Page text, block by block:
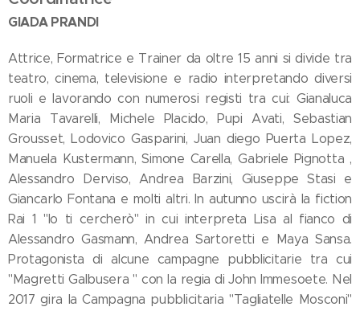
GIADA PRANDI
Attrice, Formatrice e Trainer da oltre 15 anni si divide tra
teatro, cinema, televisione e radio interpretando diversi
ruoli e lavorando con numerosi registi tra cui: Gianaluca
Maria Tavarelli, Michele Placido, Pupi Avati, Sebastian
Grousset, Lodovico Gasparini, Juan diego Puerta Lopez,
Manuela Kustermann, Simone Carella, Gabriele Pignotta ,
Alessandro Derviso, Andrea Barzini, Giuseppe Stasi e
Giancarlo Fontana e molti altri. In autunno uscirà la fiction
Rai 1 "Io ti cercherò" in cui interpreta Lisa al fianco di
Alessandro Gasmann, Andrea Sartoretti e Maya Sansa.
Protagonista di alcune campagne pubblicitarie tra cui
"Magretti Galbusera " con la regia di John Immesoete. Nel
2017 gira la Campagna pubblicitaria "Tagliatelle Mosconi"